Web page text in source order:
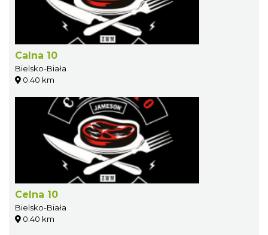
Calna 10
Bielsko-Biała
0.40 km
Celna 10
Bielsko-Biała
0.40 km